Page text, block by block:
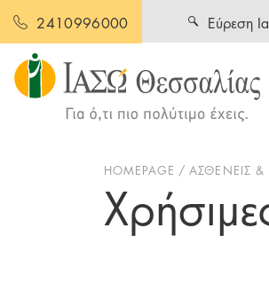
2410996000 Εύρεση
HOMEPAGE ΑΣΘΕΝΕΙΣ &